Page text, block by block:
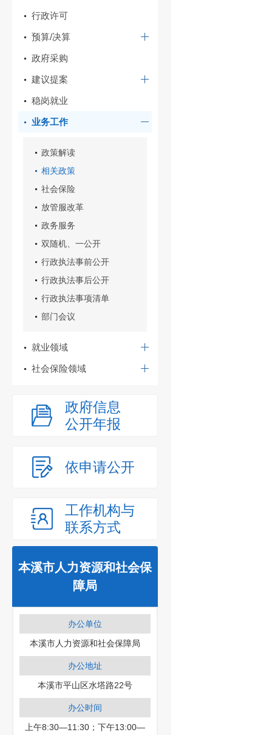
行政许可
预算/决算
政府采购
建议提案
稳岗就业
业务工作
政策解读
相关政策
社会保险
放管服改革
政务服务
双随机、一公开
行政执法事前公开
行政执法事后公开
行政执法事项清单
部门会议
就业领域
社会保险领域
政府信息
公开年报
依申请公开
工作机构与
联系方式
本溪市人力资源和社会保
障局
办公单位
本溪市人力资源和社会保障局
办公地址
本溪市平山区水塔路22号
办公时间
上午8:30—11:30；下午13:00—